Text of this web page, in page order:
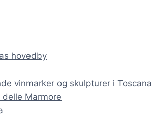
hovedby
vinmarker og skulpturer i Toscana
Marmore